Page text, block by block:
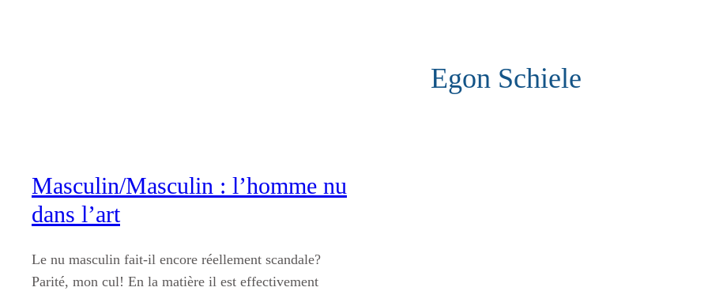
Egon Schiele
Masculin/Masculin : l’homme nu
dans l’art
Le nu masculin fait-il encore réellement scandale?
Parité, mon cul! En la matière il est effectivement